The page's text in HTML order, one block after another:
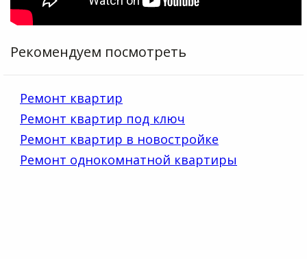
Рекомендуем посмотреть
Ремонт квартир
Ремонт квартир под ключ
Ремонт квартир в новостройке
Ремонт однокомнатной квартиры